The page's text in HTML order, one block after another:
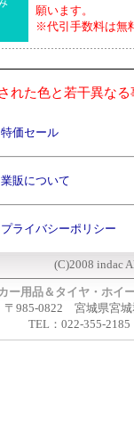
願います。
※代引手数料は無
れた色と若干異な
特価セール
業販について
プライバシーポリシー
(C)2008 indac
ー用品＆タイヤ・ホイ
〒985-0822 宮城県宮城
TEL：022-355-